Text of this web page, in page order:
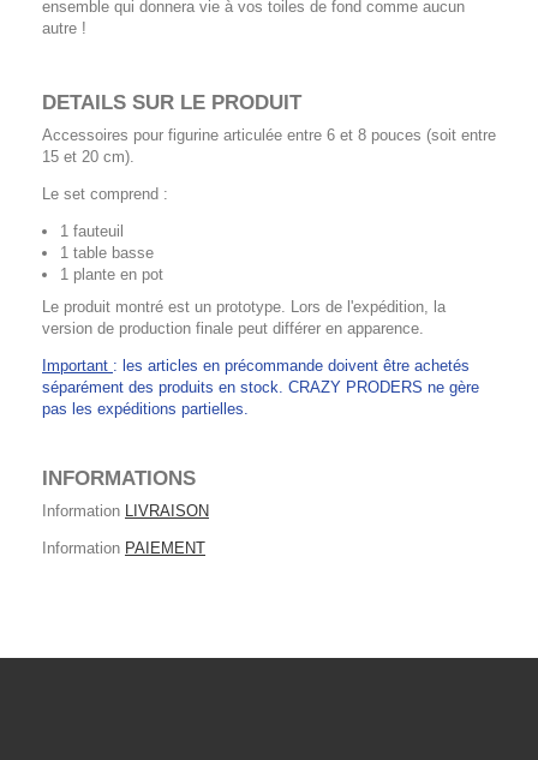
ensemble qui donnera vie à vos toiles de fond comme aucun
autre !
DETAILS SUR LE PRODUIT
Accessoires pour figurine articulée entre 6 et 8 pouces (soit entre
15 et 20 cm).
Le set comprend :
1 fauteuil
1 table basse
1 plante en pot
Le produit montré est un prototype. Lors de l'expédition, la
version de production finale peut différer en apparence.
Important : les articles en précommande doivent être achetés
séparément des produits en stock. CRAZY PRODERS ne gère
pas les expéditions partielles.
INFORMATIONS
Information LIVRAISON
Information PAIEMENT